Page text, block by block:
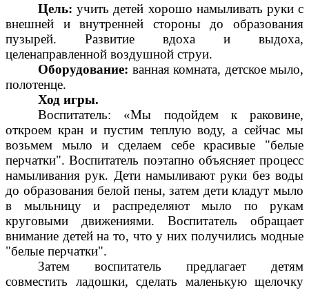
Цель:учить детей хорошо намыливать руки с
внешней и внутренней стороны до образования
пузырей. Развитие вдоха и выдоха,
целенаправленной воздушной струи.
Оборудование: ванная комната, детское мыло,
полотенце.
Ход игры.
Воспитатель: «Мы подойдем к раковине,
откроем кран и пустим теплую воду, а сейчас мы
возьмем мыло и сделаем себе красивые "белые
перчатки". Воспитатель поэтапно объясняет процесс
намыливания рук. Дети намыливают руки без воды
до образования белой пены, затем дети кладут мыло
в мыльницу и распределяют мыло по рукам
круговыми движениями. Воспитатель обращает
внимание детей на то, что у них получились модные
"белые перчатки".
Затем воспитатель предлагает детям
совместить ладошки, сделать маленькую щелочку